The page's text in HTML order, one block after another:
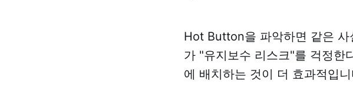
Hot Button을 파악하면 같은
가 "유지보수 리스크"를 걱정한
에 배치하는 것이 더 효과적입니